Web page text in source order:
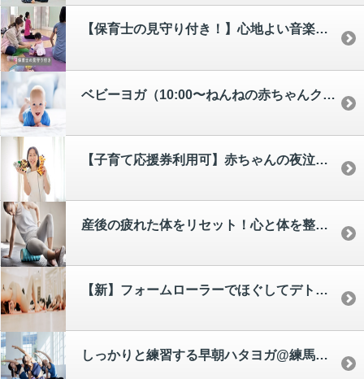
【保育士の見守り付き！】心地よい音楽に合わせて心と体を伸びやかに「フロービートヨガ（旧フローミュージックヨガ）」(子連れママクラス) [yui]
ベビーヨガ（10:00〜ねんねの赤ちゃんクラス/11:00〜ハイハイから歩き始めの赤ちゃんクラス） [saki]
【子育て応援券利用可】赤ちゃんの夜泣きや便秘にも効果的！ベビーマッサージ&ベビーセルフフォト撮影会(生後2ヶ月〜)
産後の疲れた体をリセット！心と体を整える「コア＆ケア・ローラーヨガ」子連れママクラス＠練馬スタジオ [saki]
【新】フォームローラーでほぐしてデトックス！「コア＆ケア・ローラーヨガ」大人クラス＠練馬スタジオ [saki]
しっかりと練習する早朝ハタヨガ@練馬スタジオ (大人クラス)[yumi]